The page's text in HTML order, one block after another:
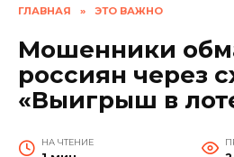
ГЛАВНАЯ » ЭТО ВАЖНО
Мошенники
россиян через
«Выигрыш в
НА ЧТЕНИЕ